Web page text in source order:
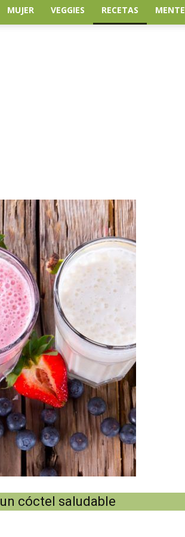
MUJER VEGGIES RECETAS MENTE
cóctel saludable